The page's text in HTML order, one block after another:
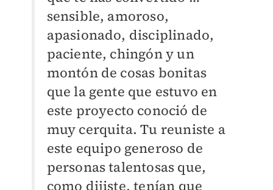
sensible, amoroso,
apasionado, disciplinado,
paciente, chingón y un
montón de cosas bonitas
que la gente que estuvo en
este proyecto conoció de
muy cerquita. Tu reuniste a
este equipo generoso de
personas talentosas que,
como dijiste, tenían que